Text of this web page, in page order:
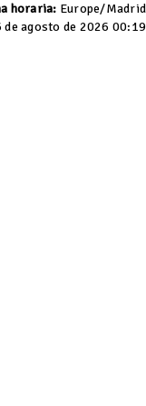
horaria: Europe/Madrid
de agosto de 2026 00:19